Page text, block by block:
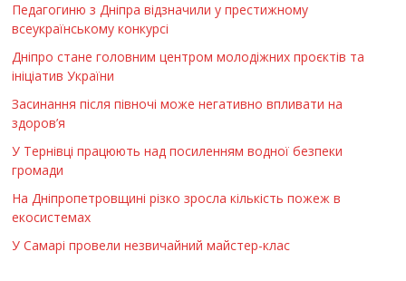
Педагогиню з Дніпра відзначили у престижному
всеукраїнському конкурсі
Дніпро стане головним центром молодіжних проєктів та
ініціатив України
Засинання після півночі може негативно впливати на
здоров’я
У Тернівці працюють над посиленням водної безпеки
громади
На Дніпропетровщині різко зросла кількість пожеж в
екосистемах
У Самарі провели незвичайний майстер-клас